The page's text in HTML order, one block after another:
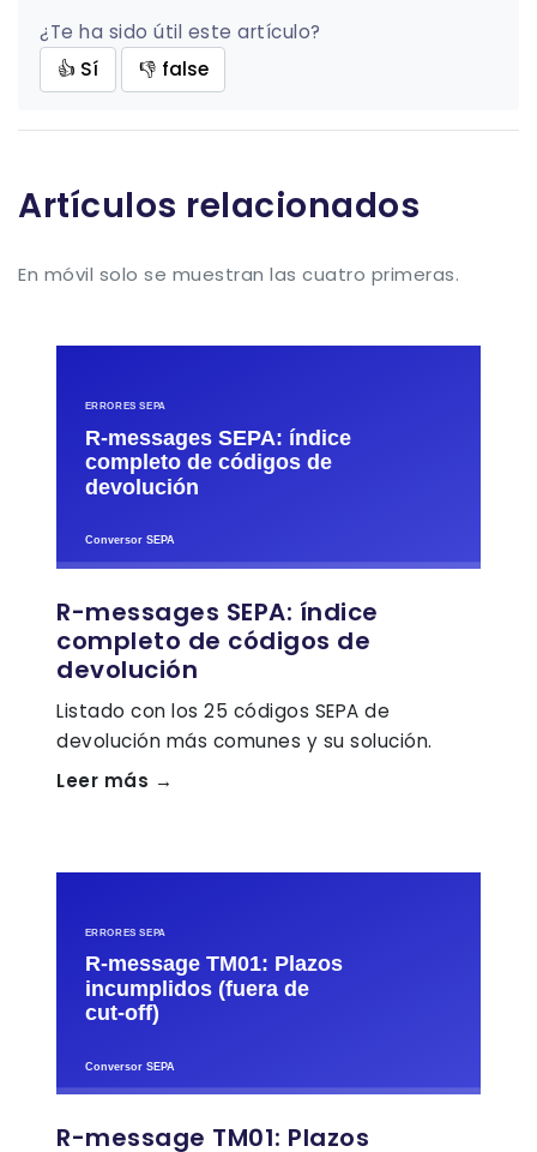
¿Te ha sido útil este artículo?
👍 Sí
👎 false
Artículos relacionados
En móvil solo se muestran las cuatro primeras.
R-messages SEPA: índice
completo de códigos de
devolución
Listado con los 25 códigos SEPA de
devolución más comunes y su solución.
Leer más →
R-message TM01: Plazos